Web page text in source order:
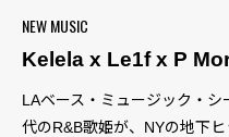
NEW MUSIC
Kelela x Le1f x P
LAベース・ミュージック・
代のR&B歌姫が、NYの地下